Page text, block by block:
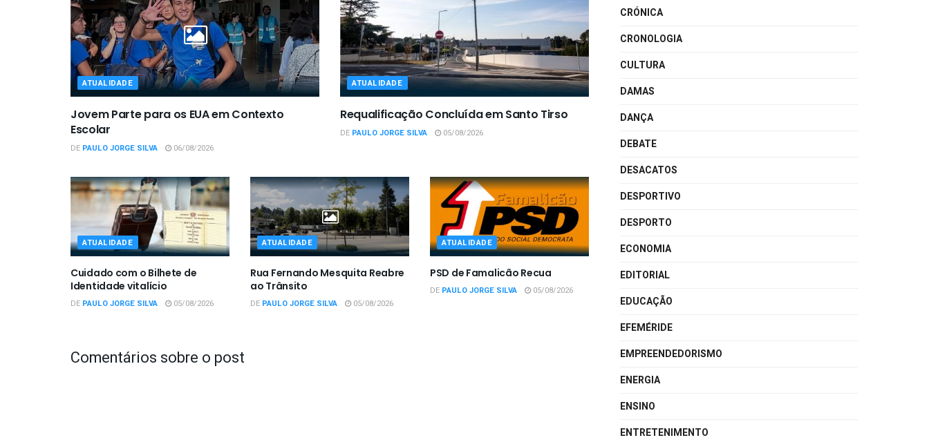
ATUALIDADE
Jovem Parte para os EUA em Contexto
Escolar
DE PAULO JORGE SILVA 06/08/2026
ATUALIDADE
Requalificação Concluída em Santo Tirso
DE PAULO JORGE SILVA 05/08/2026
ATUALIDADE
Cuidado com o Bilhete de
Identidade vitalício
DE PAULO JORGE SILVA 05/08/2026
ATUALIDADE
Rua Fernando Mesquita Reabre
ao Trânsito
DE PAULO JORGE SILVA 05/08/2026
ATUALIDADE
PSD de Famalicão Recua
DE PAULO JORGE SILVA 05/08/2026
Comentários sobre o post
CRÓNICA
CRONOLOGIA
CULTURA
DAMAS
DANÇA
DEBATE
DESACATOS
DESPORTIVO
DESPORTO
ECONOMIA
EDITORIAL
EDUCAÇÃO
EFEMÉRIDE
EMPREENDEDORISMO
ENERGIA
ENSINO
ENTRETENIMENTO